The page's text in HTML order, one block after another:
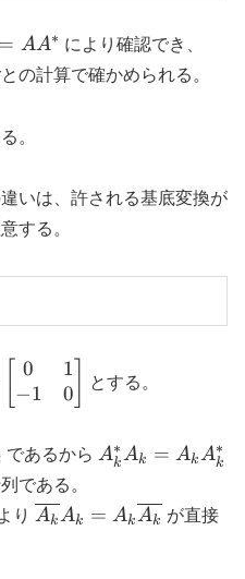
= AA∗ により確認でき、
の計算で確かめられる。
。
いは、許される基底変換が
する。
0
−1
1
0
とする。
であるから Ak
∗Ak = AkAk
∗
である。
り AkAk = AkAk が直接